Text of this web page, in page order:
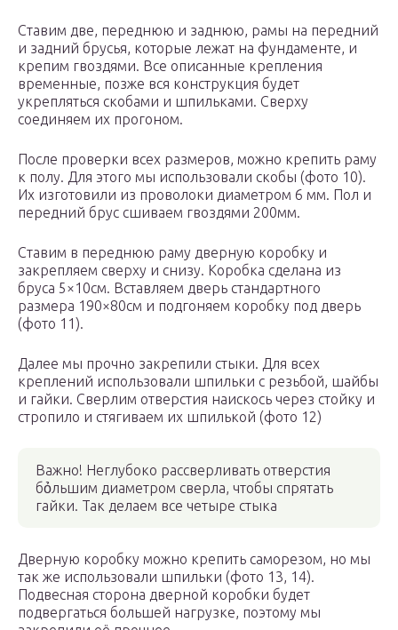
Ставим две, переднюю и заднюю, рамы на передний
и задний брусья, которые лежат на фундаменте, и
крепим гвоздями. Все описанные крепления
временные, позже вся конструкция будет
укрепляться скобами и шпильками. Сверху
соединяем их прогоном.
После проверки всех размеров, можно крепить раму
к полу. Для этого мы использовали скобы (фото 10).
Их изготовили из проволоки диаметром 6 мм. Пол и
передний брус сшиваем гвоздями 200мм.
Ставим в переднюю раму дверную коробку и
закрепляем сверху и снизу. Коробка сделана из
бруса 5×10см. Вставляем дверь стандартного
размера 190×80см и подгоняем коробку под дверь
(фото 11).
Далее мы прочно закрепили стыки. Для всех
креплений использовали шпильки с резьбой, шайбы
и гайки. Сверлим отверстия наискось через стойку и
стропило и стягиваем их шпилькой (фото 12)
Важно! Неглубоко рассверливать отверстия
бỏльшим диаметром сверла, чтобы спрятать
гайки. Так делаем все четыре стыка
Дверную коробку можно крепить саморезом, но мы
так же использовали шпильки (фото 13, 14).
Подвесная сторона дверной коробки будет
подвергаться большей нагрузке, поэтому мы